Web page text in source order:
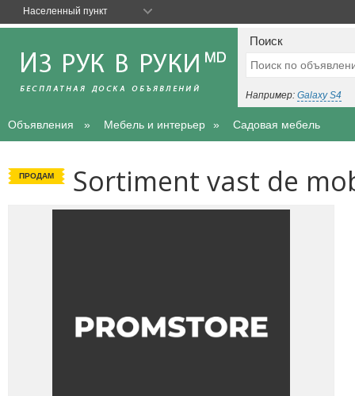
Поиск
Например: Galaxy S4
Объявления Мебель и интерьер Садовая мебель
ПРОДАМ Sortiment vast de
Населенный пункт